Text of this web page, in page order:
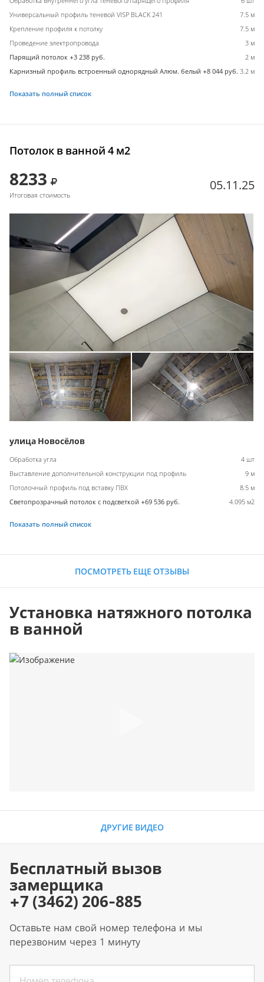
Универсальный профиль теневой VISP BLACK 241
7.5 м
Крепление профиля к потолку
7.5 м
Проведение электропровода
3 м
Парящий потолок +3 238 руб.
2 м
Карнизный профиль встроенный однорядный Алюм. белый +8 044 руб. 3.2 м
Показать полный список
Потолок в ванной 4 м2
8233
Итоговая стоимость
05.11.25
улица Новосёлов
Обработка угла
4 шт
Выставление дополнительной конструкции под профиль
9 м
Потолочный профиль под вставку ПВХ
8.5 м
Светопрозрачный потолок с подсветкой +69 536 руб.
4.095 м2
Показать полный список
ПОСМОТРЕТЬ ЕЩЕ ОТЗЫВЫ
Установка натяжного потолка
в ванной
ДРУГИЕ ВИДЕО
Бесплатный вызов
замерщика
+7 (3462) 206-885
Оставьте нам свой номер телефона и мы
перезвоним через 1 минуту